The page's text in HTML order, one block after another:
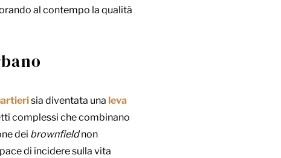
al contempo la qualità
sia diventata una leva
complessi che combinano
dei brownfieldnon
di incidere sulla vita